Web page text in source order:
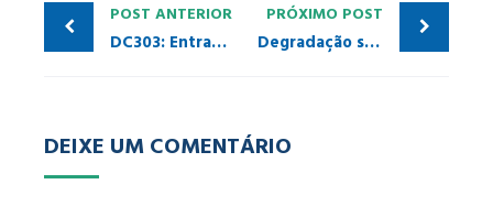
POST ANTERIOR
DC303: Entradas e Saídas Remotas PROFIBUS-PA
PRÓXIMO POST
Degradação silenciosa em redes industriais: como prever falhas e agir com antecipação
DEIXE UM COMENTÁRIO